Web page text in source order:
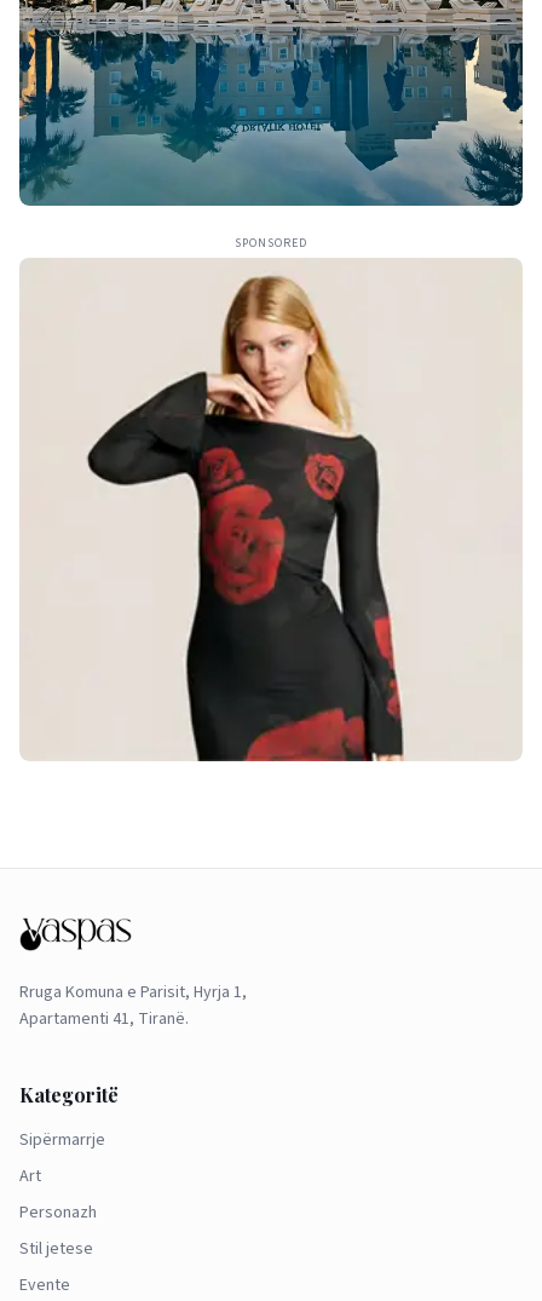
SPONSORED
Rruga Komuna e Parisit, Hyrja 1,
Apartamenti 41, Tiranë.
Kategoritë
Sipërmarrje
Art
Personazh
Stil jetese
Evente